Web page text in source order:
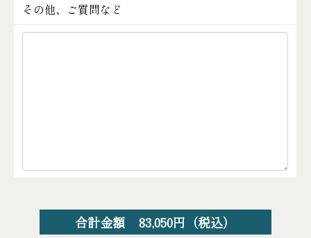
その他、ご質問など
合計金額 83,050円（税込）